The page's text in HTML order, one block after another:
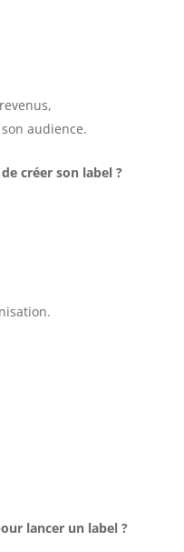
audience.
créer son label ?
lancer un label ?